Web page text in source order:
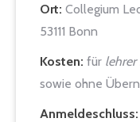
Ort: Collegium
53111 Bonn
Kosten: für lehrer
sowie ohne
Anmeldeschluss: